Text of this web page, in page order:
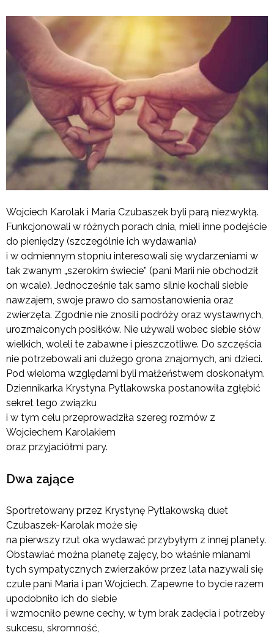
Wojciech Karolak i Maria Czubaszek byli parą niezwykłą.
Funkcjonowali w różnych porach dnia, mieli inne podejście
do pieniędzy (szczególnie ich wydawania)
i w odmiennym stopniu interesowali się wydarzeniami w
tak zwanym „szerokim świecie” (pani Marii nie obchodził
on wcale). Jednocześnie tak samo silnie kochali siebie
nawzajem, swoje prawo do samostanowienia oraz
zwierzęta. Zgodnie nie znosili podróży oraz wystawnych,
urozmaiconych posiłków. Nie używali wobec siebie słów
wielkich, woleli te zabawne i pieszczotliwe. Do szczęścia
nie potrzebowali ani dużego grona znajomych, ani dzieci.
Pod wieloma względami byli małżeństwem doskonałym.
Dziennikarka Krystyna Pytlakowska postanowiła zgłębić
sekret tego związku
i w tym celu przeprowadziła szereg rozmów z
Wojciechem Karolakiem
oraz przyjaciółmi pary.
Dwa zające
Sportretowany przez Krystynę Pytlakowską duet
Czubaszek-Karolak może się
na pierwszy rzut oka wydawać przybyłym z innej planety.
Obstawiać można planetę zajęcy, bo właśnie mianami
tych sympatycznych zwierzaków przez lata nazywali się
czule pani Maria i pan Wojciech. Zapewne to bycie razem
upodobniło ich do siebie
i wzmocniło pewne cechy, w tym brak zadęcia i potrzeby
sukcesu, skromność,